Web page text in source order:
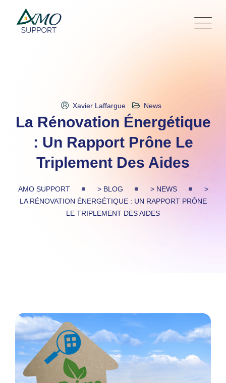
content
Xavier Laffargue News
La Rénovation Énergétique
: Un Rapport Prône Le
Triplement Des Aides
AMO SUPPORT > BLOG > NEWS
>
LA RÉNOVATION ÉNERGÉTIQUE : UN RAPPORT PRÔNE
LE TRIPLEMENT DES AIDES